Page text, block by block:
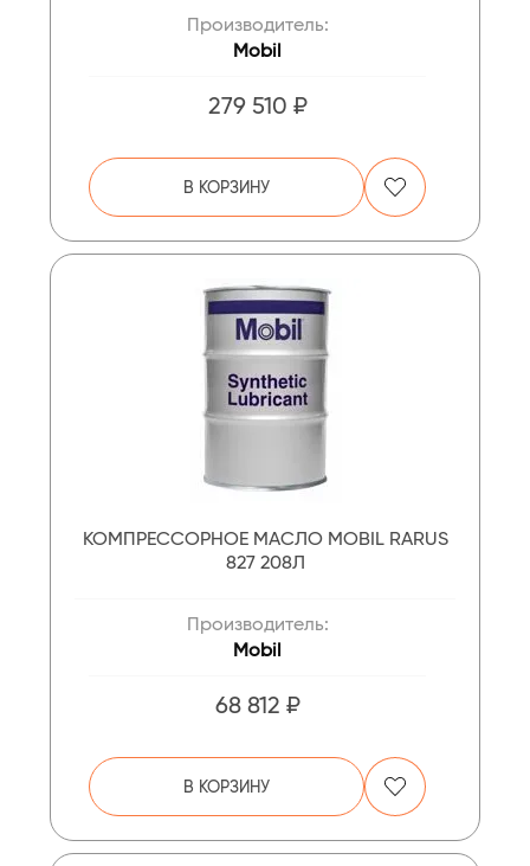
Производитель:
Mobil
279 510 ₽
В КОРЗИНУ
КОМПРЕССОРНОЕ МАСЛО MOBIL RARUS
827 208Л
Производитель:
Mobil
68 812 ₽
В КОРЗИНУ